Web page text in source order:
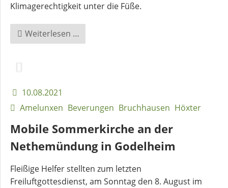
Klimagerechtigkeit unter die Füße.
Weiterlesen …
10.08.2021
Amelunxen Beverungen Bruchhausen Höxter
Mobile Sommerkirche an der
Nethemündung in Godelheim
Fleißige Helfer stellten zum letzten
Freiluftgottesdienst, am Sonntag den 8. August im